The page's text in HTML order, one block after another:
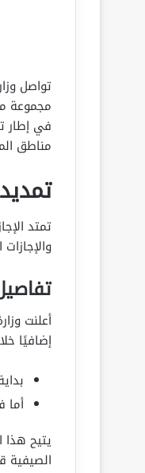
تواصل
في إطار
مناطق
تمتد
أعلنت
إضافيًا
بداية
أما في
يتيح هذا
الصيفية